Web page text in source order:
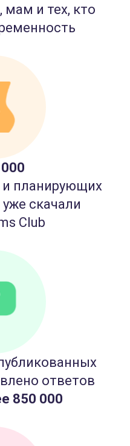
и тех, кто
планирующих
скачали
Club
ответов
850 000